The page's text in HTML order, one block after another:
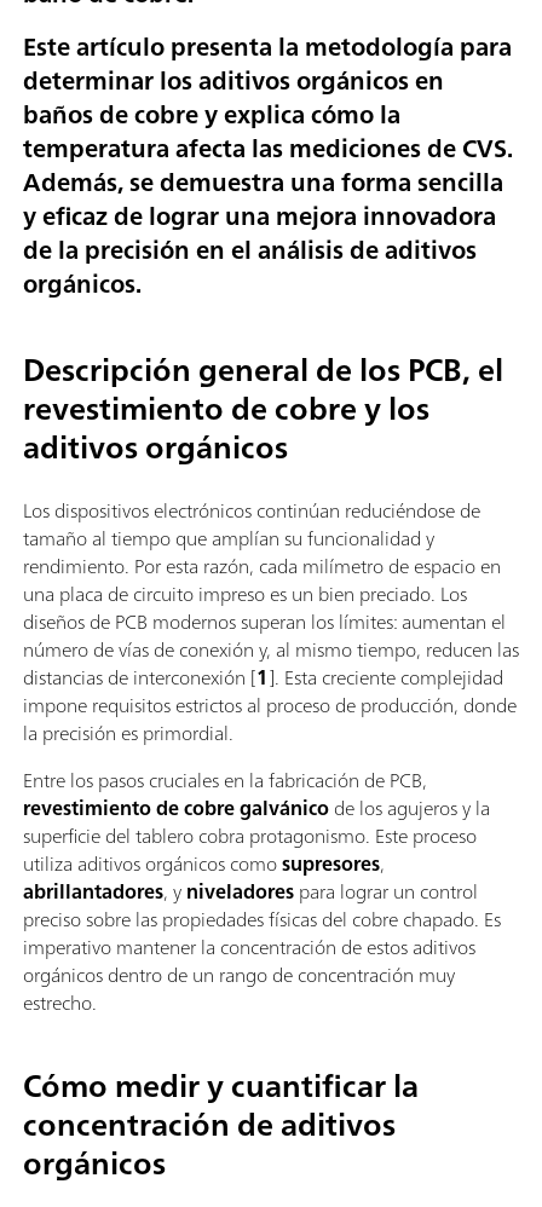
Este artículo presenta la metodología para
determinar los aditivos orgánicos en
baños de cobre y explica cómo la
temperatura afecta las mediciones de CVS.
Además, se demuestra una forma sencilla
y eficaz de lograr una mejora innovadora
de la precisión en el análisis de aditivos
orgánicos.
Descripción general de los PCB, el
revestimiento de cobre y los
aditivos orgánicos
Los dispositivos electrónicos continúan reduciéndose de
tamaño al tiempo que amplían su funcionalidad y
rendimiento. Por esta razón, cada milímetro de espacio en
una placa de circuito impreso es un bien preciado. Los
diseños de PCB modernos superan los límites: aumentan el
número de vías de conexión y, al mismo tiempo, reducen las
distancias de interconexión [1]. Esta creciente complejidad
impone requisitos estrictos al proceso de producción, donde
la precisión es primordial.
Entre los pasos cruciales en la fabricación de PCB,
revestimiento de cobre galvánicode los agujeros y la
superficie del tablero cobra protagonismo. Este proceso
utiliza aditivos orgánicos comosupresores,
abrillantadores, yniveladorespara lograr un control
preciso sobre las propiedades físicas del cobre chapado. Es
imperativo mantener la concentración de estos aditivos
orgánicos dentro de un rango de concentración muy
estrecho.
Cómo medir y cuantificar la
concentración de aditivos
orgánicos